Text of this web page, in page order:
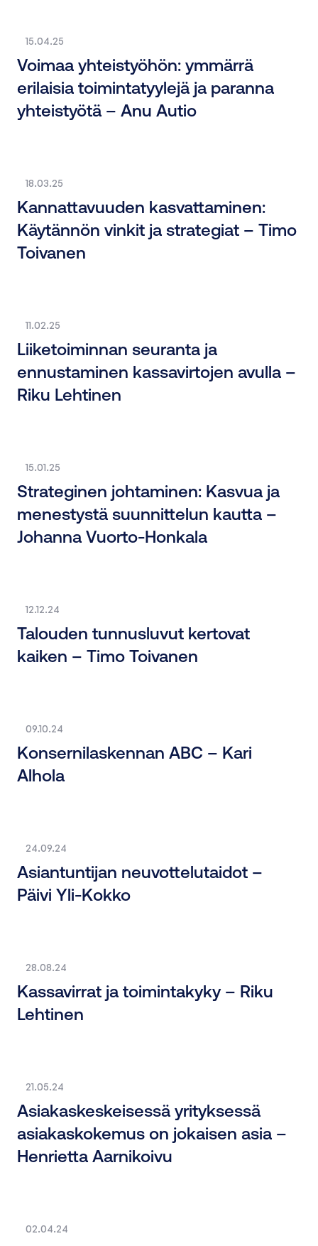
Voimaa yhteistyöhön: ymmärrä
erilaisia toimintatyylejä ja paranna
yhteistyötä – Anu Autio
15.04.25
Kannattavuuden kasvattaminen:
Käytännön vinkit ja strategiat – Timo
Toivanen
18.03.25
Liiketoiminnan seuranta ja
ennustaminen kassavirtojen avulla –
Riku Lehtinen
11.02.25
Strateginen johtaminen: Kasvua ja
menestystä suunnittelun kautta –
Johanna Vuorto-Honkala
15.01.25
Talouden tunnusluvut kertovat
kaiken – Timo Toivanen
12.12.24
Konsernilaskennan ABC – Kari
Alhola
09.10.24
Asiantuntijan neuvottelutaidot –
Päivi Yli-Kokko
24.09.24
Kassavirrat ja toimintakyky – Riku
Lehtinen
28.08.24
Asiakaskeskeisessä yrityksessä
asiakaskokemus on jokaisen asia –
Henrietta Aarnikoivu
21.05.24
02.04.24